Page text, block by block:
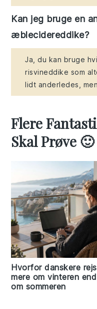
Kan jeg bruge en
æblecidereddike?
Ja, du kan bruge
risvineddike som
lidt anderledes,
Flere
Skal Prøve 🙂
Hvorfor danskere
mere om vinteren end
om sommeren